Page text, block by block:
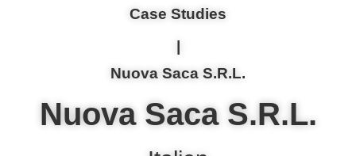
Case Studies
|
Nuova Saca S.R.L.
Nuova Saca S.R.L.